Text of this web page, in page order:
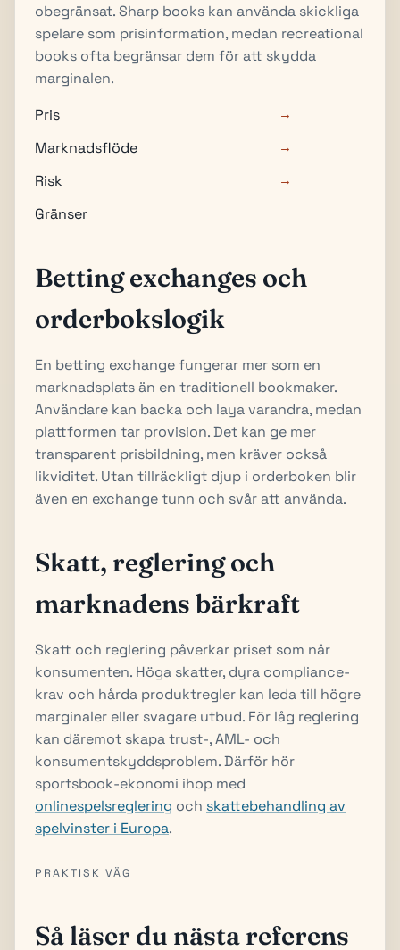
obegränsat. Sharp books kan använda skickliga
spelare som prisinformation, medan recreational
books ofta begränsar dem för att skydda
marginalen.
Pris
→
Marknadsflöde →
Risk →
Gränser
Betting exchanges och
orderbokslogik
En betting exchange fungerar mer som en
marknadsplats än en traditionell bookmaker.
Användare kan backa och laya varandra, medan
plattformen tar provision. Det kan ge mer
transparent prisbildning, men kräver också
likviditet. Utan tillräckligt djup i orderboken blir
även en exchange tunn och svår att använda.
Skatt, reglering och
marknadens bärkraft
Skatt och reglering påverkar priset som når
konsumenten. Höga skatter, dyra compliance-
krav och hårda produktregler kan leda till högre
marginaler eller svagare utbud. För låg reglering
kan däremot skapa trust-, AML- och
konsumentskyddsproblem. Därför hör
sportsbook-ekonomi ihop med
onlinespelsreglering och skattebehandling av
spelvinster i Europa.
PRAKTISK VÄG
Så läser du nästa referens